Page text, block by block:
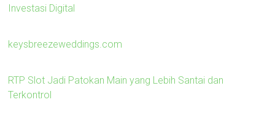
Investasi Digital
keysbreezeweddings.com
RTP Slot Jadi Patokan Main yang Lebih Santai dan
Terkontrol